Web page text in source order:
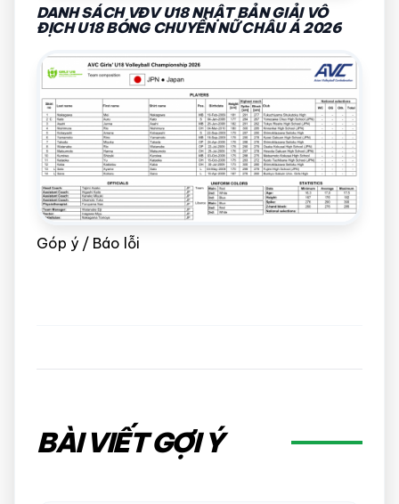
DANH SÁCH VĐV U18 NHẬT BẢN GIẢI VÔ
ĐỊCH U18 BÓNG CHUYỀN NỮ CHÂU Á 2026
Góp ý / Báo lỗi
BÀI VIẾT GỢI Ý